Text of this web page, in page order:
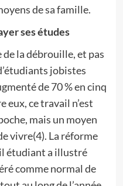
de sa famille.
ses études
de la débrouille, et pas
jobistes
de 70 % en cinq
eux, ce travail n’est
mais un moyen
vivre(4). La réforme
étudiant a illustré
comme normal de